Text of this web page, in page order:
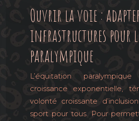
Ouvrir la voie :
infrastructures pour
paralympique
L’équitation
croissance exponentielle,
volonté croissante
sport pour tous. Pour